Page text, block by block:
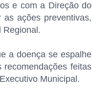
e com a Direção do
ações preventivas,
Regional.
a doença se espalhe
feitas
Municipal.